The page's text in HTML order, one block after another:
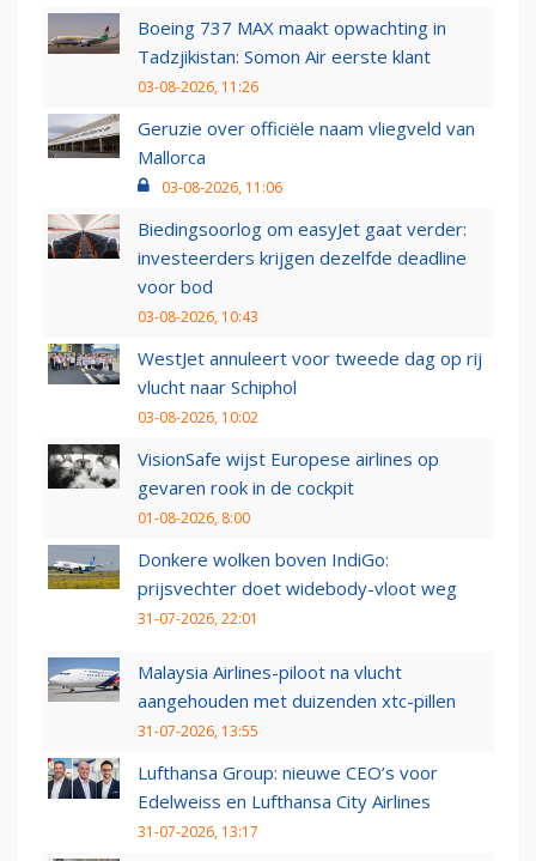
Boeing 737 MAX maakt opwachting in
Tadzjikistan: Somon Air eerste klant
03-08-2026, 11:26
Geruzie over officiële naam vliegveld van
Mallorca
03-08-2026, 11:06
Biedingsoorlog om easyJet gaat verder:
investeerders krijgen dezelfde deadline
voor bod
03-08-2026, 10:43
WestJet annuleert voor tweede dag op rij
vlucht naar Schiphol
03-08-2026, 10:02
VisionSafe wijst Europese airlines op
gevaren rook in de cockpit
01-08-2026, 8:00
Donkere wolken boven IndiGo:
prijsvechter doet widebody-vloot weg
31-07-2026, 22:01
Malaysia Airlines-piloot na vlucht
aangehouden met duizenden xtc-pillen
31-07-2026, 13:55
Lufthansa Group: nieuwe CEO’s voor
Edelweiss en Lufthansa City Airlines
31-07-2026, 13:17